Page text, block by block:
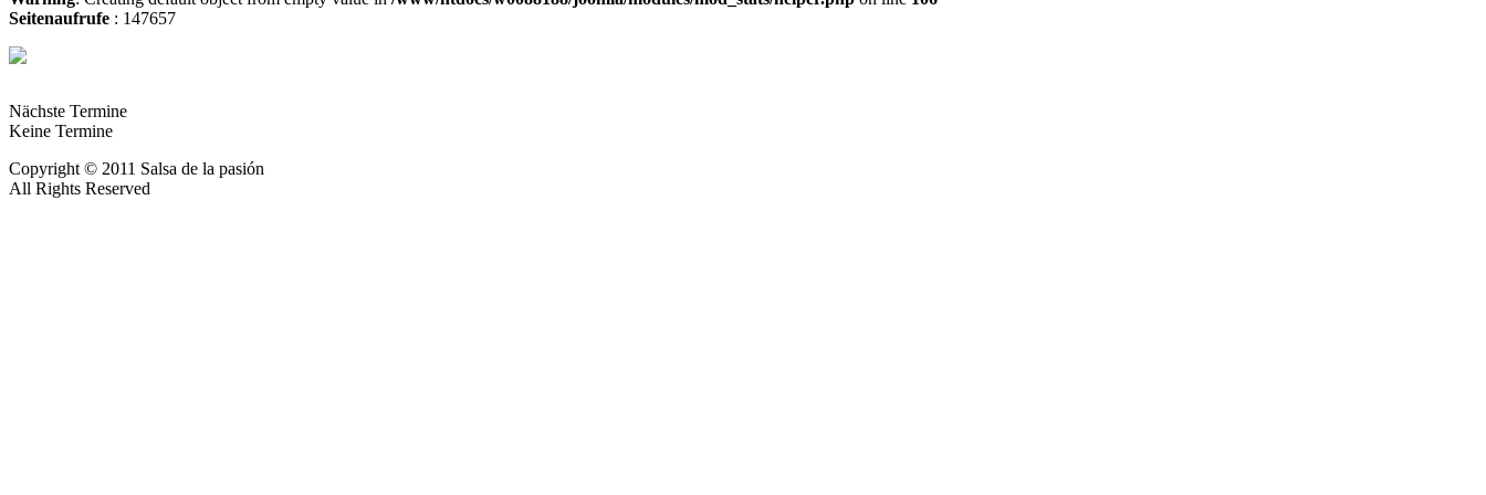
Seitenaufrufe : 147657
Nächste Termine
Keine Termine
Copyright © 2011 Salsa de la pasión
All Rights Reserved